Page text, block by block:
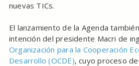
nuevas TICs.
El lanzamiento de la Agenda
intención del presidente Macri de
Organización para la Cooperación
Desarrollo (OCDE), cuyo proceso